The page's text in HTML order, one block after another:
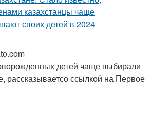
детей чаще выбирали
рассказываетсо ссылкой на Первое